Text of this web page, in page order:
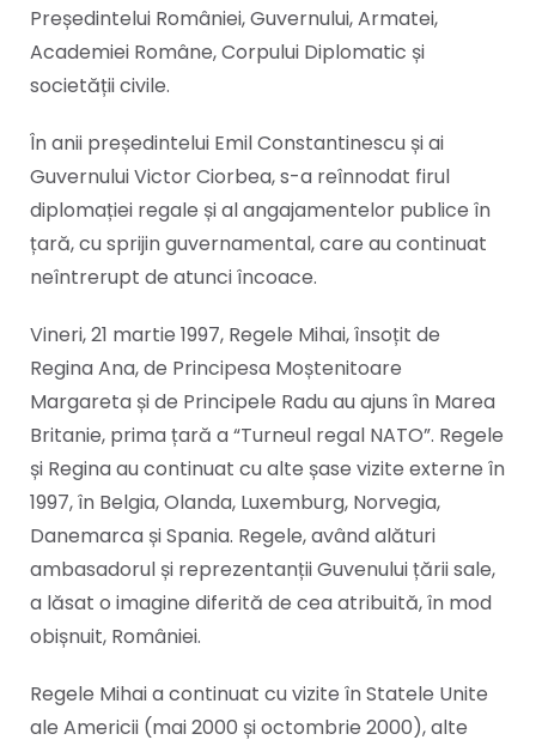
Președintelui României, Guvernului, Armatei,
Academiei Române, Corpului Diplomatic și
societății civile.
În anii președintelui Emil Constantinescu și ai
Guvernului Victor Ciorbea, s-a reînnodat firul
diplomației regale și al angajamentelor publice în
țară, cu sprijin guvernamental, care au continuat
neîntrerupt de atunci încoace.
Vineri, 21 martie 1997, Regele Mihai, însoțit de
Regina Ana, de Principesa Moștenitoare
Margareta și de Principele Radu au ajuns în Marea
Britanie, prima țară a “Turneul regal NATO”. Regele
și Regina au continuat cu alte șase vizite externe în
1997, în Belgia, Olanda, Luxemburg, Norvegia,
Danemarca și Spania. Regele, având alături
ambasadorul și reprezentanții Guvenului țării sale,
a lăsat o imagine diferită de cea atribuită, în mod
obișnuit, României.
Regele Mihai a continuat cu vizite în Statele Unite
ale Americii (mai 2000 și octombrie 2000), alte